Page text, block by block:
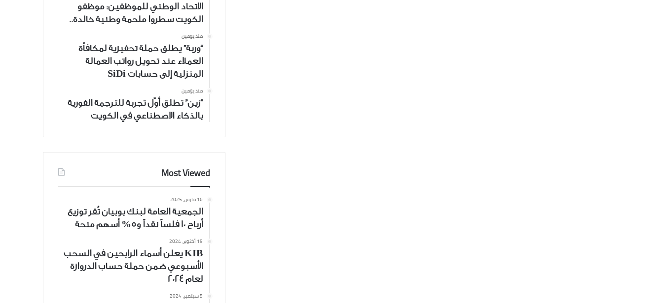
الاتحاد الوطني للموظفين: موظفو
الكويت سطروا ملحمة وطنية خالدة..
منذ يومين
“وربة” يطلق حملة تحفيزية لمكافأة
العملاء عند تحويل رواتب العمالة
المنزلية إلى حسابات SiDi
منذ يومين
“زين” تطلق أوّل تجربة للترجمة الفورية
بالذكاء الاصطناعي في الكويت
Most Viewed
16 مارس، 2025
الجمعية العامة لبنك بوبيان تُقر توزيع
أرباح 10 فلساً نقداً و5% أسهم منحة
15 أكتوبر، 2024
KIB يعلن أسماء الرابحين في السحب
الأسبوعي ضمن حملة حساب الدروازة
لعام 2024
5 سبتمبر، 2024